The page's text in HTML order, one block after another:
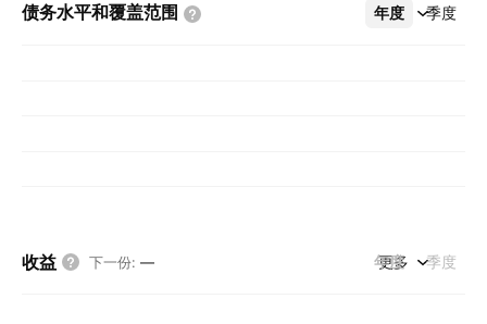
债务水平和覆盖范围 年度 季度
更多
收益 下一份: — 年度 季度
更多